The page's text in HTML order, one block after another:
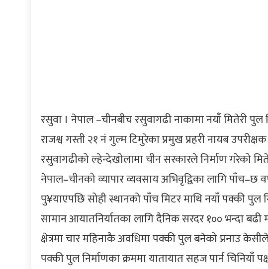
रसुवा । नेपाल –चीनबीच रसुवागढी नाकामा नयाँ मितेरी पुल
राजश्व गस्ती २१ नं गुल्म टिमुरेका प्रमुख प्रहरी नायब
रसुवागढीको ल्हेन्देखोलामा चीन सरकारले निर्माण गरेको
नेपाल–चीनको व्यापार व्यवसाय अभिवृद्विका लागि पाँच–छ
पु¥याएपछि सोही स्थानको पाँच मिटर माथि नयाँ पक्की पुल
सामान आयातनिर्यातका लागि दैनिक सरदर १०० भन्दा
क्षेत्रमा चार महिनाकै अवधिमा पक्की पुल बनेको प्रनाउ
पक्की पुल निर्माणका क्रममा यातायात सहज पार्न